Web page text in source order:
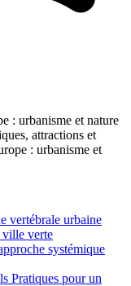
: urbanisme et nature
attractions et
: urbanisme et
vertébrale urbaine
ville verte
systémique
Pratiques pour un